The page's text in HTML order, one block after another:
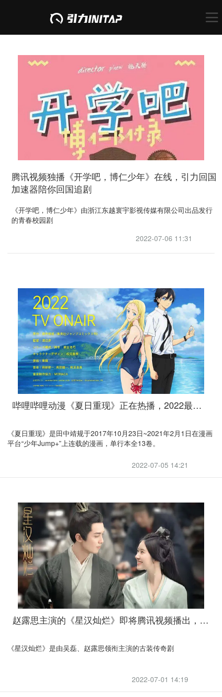
腾讯视频独播《开学吧，博仁少年》在线，引力回国
加速器陪你回国追剧
《开学吧，博仁少年》由浙江东越寰宇影视传媒有限公司出品发行
的青春校园剧
2022-07-06 11:31
哔哩哔哩动漫《夏日重现》正在热播，2022最好的加速器引力陪你回国观看
《夏日重现》是田中靖规于2017年10月23日~2021年2月1日在漫画
平台“少年Jump+”上连载的漫画，单行本全13卷。
2022-07-05 14:21
赵露思主演的《星汉灿烂》即将腾讯视频播出，引力海外回国加速器带你回国
《星汉灿烂》是由吴磊、赵露思领衔主演的古装传奇剧
2022-07-01 14:19